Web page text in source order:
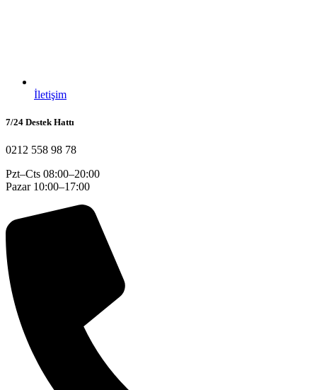
İletişim
7/24 Destek Hattı
0212 558 98 78
Pzt–Cts 08:00–20:00
Pazar 10:00–17:00